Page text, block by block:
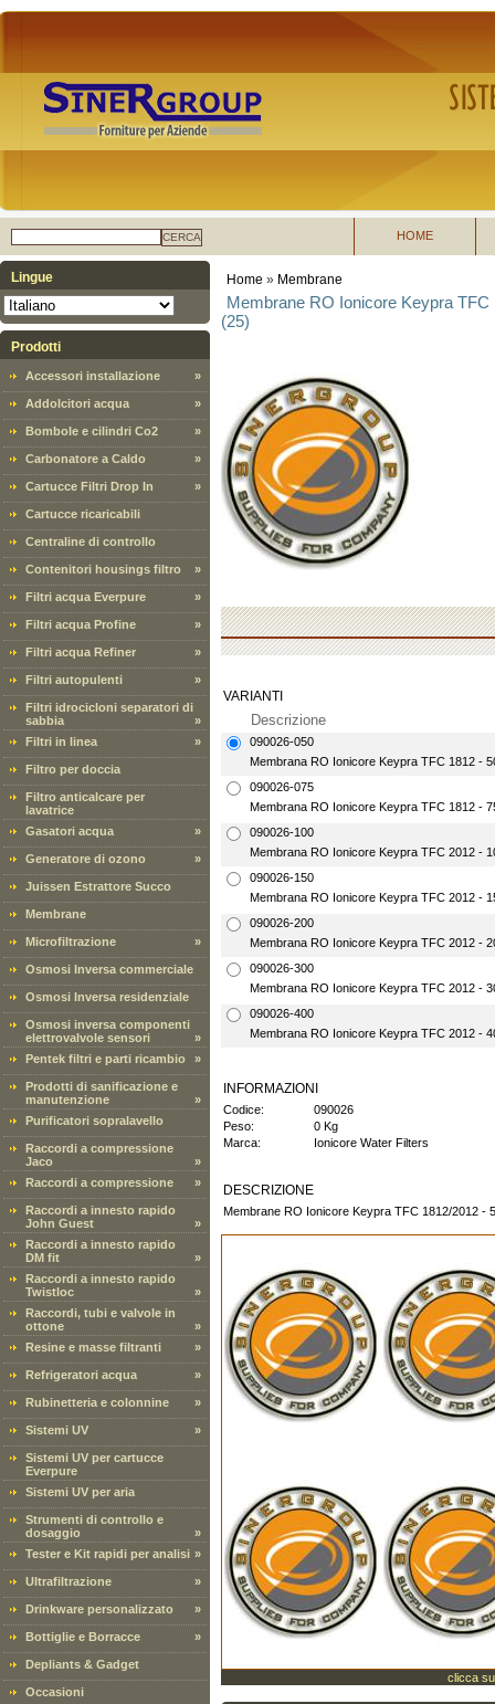
CERCA HOME
Lingue
Prodotti
Accessori installazione »
Addolcitori acqua »
Bombole e cilindri Co2 »
Carbonatore a Caldo »
Cartucce Filtri Drop In »
Cartucce ricaricabili
Centraline di controllo
Contenitori housings filtro »
Filtri acqua Everpure »
Filtri acqua Profine »
Filtri acqua Refiner »
Filtri autopulenti »
Filtri idrocicloni separatori di
sabbia
»
Filtri in linea
»
Filtro per doccia
Filtro anticalcare per
lavatrice
Gasatori acqua
»
Generatore di ozono »
Juissen Estrattore Succo
Membrane
Microfiltrazione »
Osmosi Inversa commerciale
Osmosi Inversa residenziale
Osmosi inversa componenti
elettrovalvole sensori
»
Pentek filtri e parti ricambio
»
Prodotti di sanificazione e
manutenzione
»
Purificatori sopralavello
Raccordi a compressione
Jaco
»
Raccordi a compressione
»
Raccordi a innesto rapido
John Guest
»
Raccordi a innesto rapido
DM fit
»
Raccordi a innesto rapido
Twistloc
»
Raccordi, tubi e valvole in
ottone
»
Resine e masse filtranti
»
Refrigeratori acqua »
Rubinetteria e colonnine »
Sistemi UV »
Sistemi UV per cartucce
Everpure
Sistemi UV per aria
Strumenti di controllo e
dosaggio
»
Tester e Kit rapidi per analisi »
Ultrafiltrazione »
Drinkware personalizzato »
Bottiglie e Borracce »
Depliants & Gadget
Occasioni
Home » Membrane
Membrane RO Ionicore Keypra
(25)
VARIANTI
Descrizione
090026-050
Membrana RO Ionicore Keypra TFC 1812 -
090026-075
Membrana RO Ionicore Keypra TFC 1812 -
090026-100
Membrana RO Ionicore Keypra TFC 2012 -
090026-150
Membrana RO Ionicore Keypra TFC 2012 -
090026-200
Membrana RO Ionicore Keypra TFC 2012 -
090026-300
Membrana RO Ionicore Keypra TFC 2012 -
090026-400
Membrana RO Ionicore Keypra TFC 2012 -
INFORMAZIONI
Codice:
090026
Peso:
0 Kg
Marca:
Ionicore Water Filters
DESCRIZIONE
Membrane RO Ionicore Keypra TFC 1812/2012 -
clicca